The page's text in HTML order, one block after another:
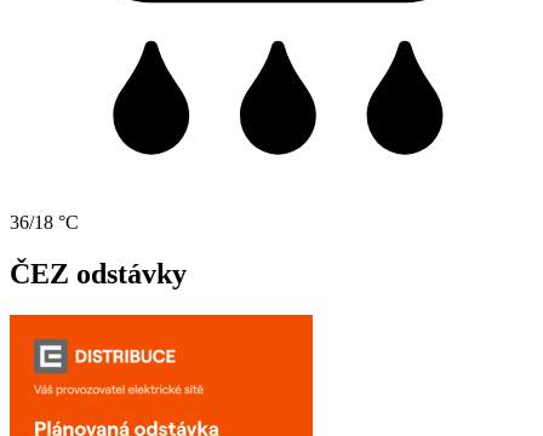
36/18 °C
ČEZ odstávky